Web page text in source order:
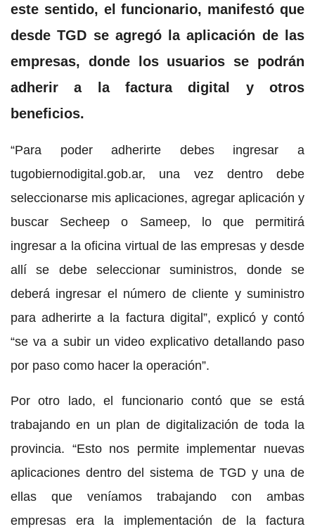
este sentido, el funcionario, manifestó que
desde TGD se agregó la aplicación de las
empresas, donde los usuarios se podrán
adherir a la factura digital y otros
beneficios.
“Para poder adherirte debes ingresar a
tugobiernodigital.gob.ar, una vez dentro debe
seleccionarse mis aplicaciones, agregar aplicación y
buscar Secheep o Sameep, lo que permitirá
ingresar a la oficina virtual de las empresas y desde
allí se debe seleccionar suministros, donde se
deberá ingresar el número de cliente y suministro
para adherirte a la factura digital”, explicó y contó
“se va a subir un video explicativo detallando paso
por paso como hacer la operación”.
Por otro lado, el funcionario contó que se está
trabajando en un plan de digitalización de toda la
provincia. “Esto nos permite implementar nuevas
aplicaciones dentro del sistema de TGD y una de
ellas que veníamos trabajando con ambas
empresas era la implementación de la factura